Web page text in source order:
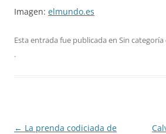
Imagen: elmundo.es
Esta entrada fue publicada en Sin categoría
.
Navegación
← La prenda codiciada de